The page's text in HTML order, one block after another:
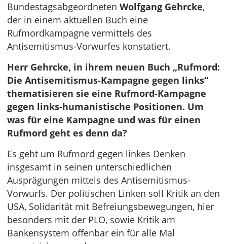
Bundestagsabgeordneten Wolfgang Gehrcke,
der in einem aktuellen Buch eine
Rufmordkampagne vermittels des
Antisemitismus-Vorwurfes konstatiert.
Herr Gehrcke, in ihrem neuen Buch „Rufmord:
Die Antisemitismus-Kampagne gegen links“
thematisieren sie eine Rufmord-Kampagne
gegen links-humanistische Positionen. Um
was für eine Kampagne und was für einen
Rufmord geht es denn da?
Es geht um Rufmord gegen linkes Denken
insgesamt in seinen unterschiedlichen
Ausprägungen mittels des Antisemitismus-
Vorwurfs. Der politischen Linken soll Kritik an den
USA, Solidarität mit Befreiungsbewegungen, hier
besonders mit der PLO, sowie Kritik am
Bankensystem offenbar ein für alle Mal